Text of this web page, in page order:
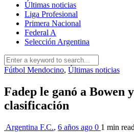
Últimas noticias
Liga Profesional
Primera Nacional
Federal A
Selección Argentina
Fútbol Mendocino, Últimas noticias
Fadep le ganó a Bowen
clasificación
Argentina F.C., 6 años ago 0 1 min read